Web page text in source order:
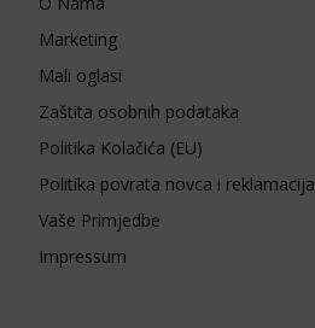
Marketing
Mali oglasi
Zaštita osobnih podataka
Politika Kolačića (EU)
Politika povrata novca i reklamacija
Vaše Primjedbe
Impressum